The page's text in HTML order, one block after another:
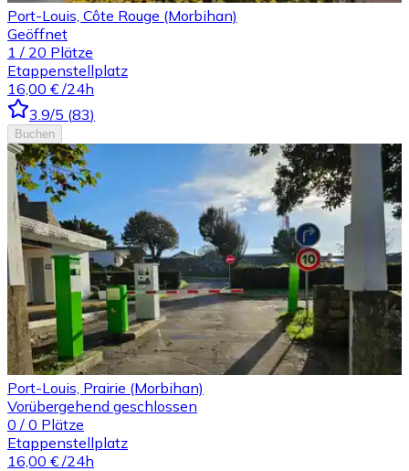
Port-Louis, Côte Rouge (Morbihan)
Geöffnet
1 / 20 Plätze
Etappenstellplatz
16,00 € /24h
3.9/5 (83)
Buchen
Port-Louis, Prairie (Morbihan)
Vorübergehend geschlossen
0 / 0 Plätze
Etappenstellplatz
16,00 € /24h